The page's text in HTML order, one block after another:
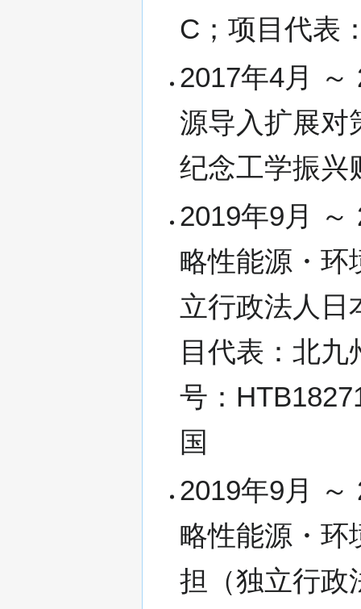
C；项目代表
2017年4月
源导入扩展
纪念工学振兴
2019年9月
略性能源・
立行政法人日
目代表：北
号：
国
2019年9月
略性能源・
担（独立行政